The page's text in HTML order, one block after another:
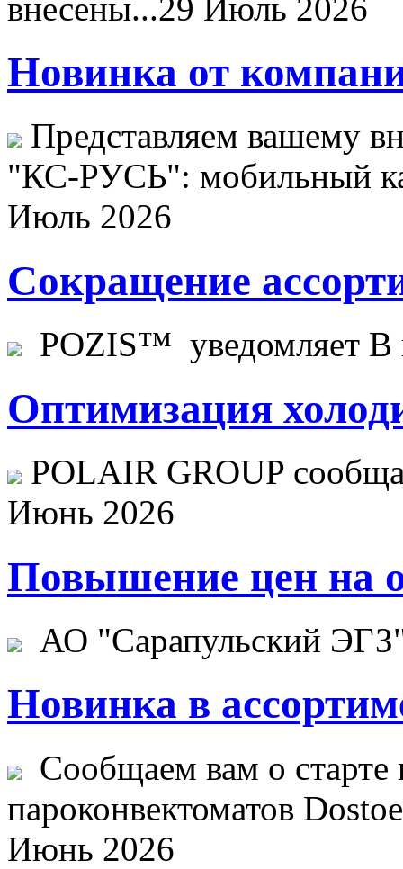
внесены...29 Июль 2026
Новинка от
Представляем вашему
"КС-РУСЬ": мобильный
Июль 2026
Сокращение
POZIS™ уведомляет В
Оптимизация
POLAIR GROUP
Июнь 2026
Повышение цен на
АО "Сарапульский
Новинка в
Сообщаем вам о старте
пароконвектоматов
Июнь 2026